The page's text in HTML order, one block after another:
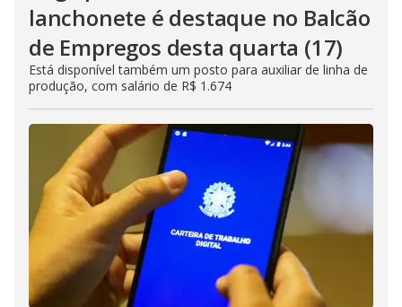
lanchonete é destaque no Balcão
de Empregos desta quarta (17)
Está disponível também um posto para auxiliar de linha de
produção, com salário de R$ 1.674